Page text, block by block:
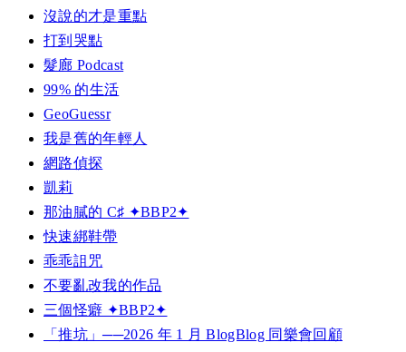
沒說的才是重點
打到哭點
髮廊 Podcast
99% 的生活
GeoGuessr
我是舊的年輕人
網路偵探
凱莉
那油膩的 C♯ ✦BBP2✦
快速綁鞋帶
乖乖詛咒
不要亂改我的作品
三個怪癖 ✦BBP2✦
「推坑」──2026 年 1 月 BlogBlog 同樂會回顧